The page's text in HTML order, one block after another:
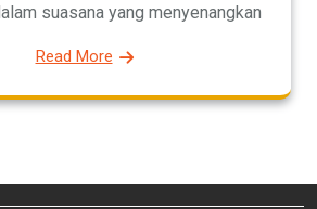
suasana yang menyenangkan
Read More